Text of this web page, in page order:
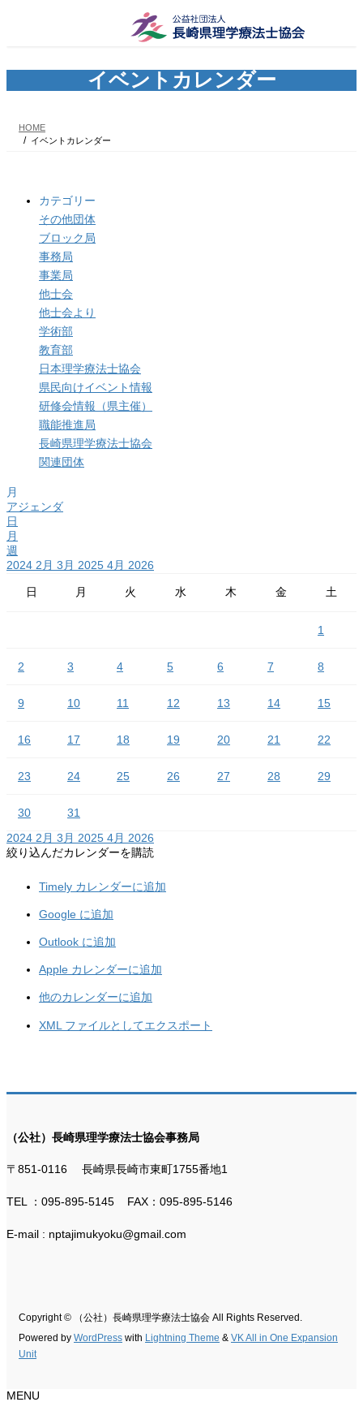
ツ
シ
イベントカレンダー
HOME
イベントカレンダー
カテゴリー
その他団体
ブロック局
事務局
事業局
他士会
他士会より
学術部
教育部
日本理学療法士協会
県民向けイベント情報
研修会情報（県主催）
職能推進局
長崎県理学療法士協会
関連団体
月
アジェンダ
日
月
週
2024 2月 3月 2025 4月 2026
日 月 火 水 木 金 土
1
2 3 4 5 6 7 8
9 10 11 12 13 14 15
16 17 18 19 20 21 22
23 24 25 26 27 28 29
30
31
2024 2月 3月 2025 4月 2026
絞り込んだカレンダーを購読
Timely カレンダーに追加
Google に追加
Outlook に追加
Apple カレンダーに追加
他のカレンダーに追加
XML ファイルとしてエクスポート
（公社）長崎県理学療法士協会事務局
〒851-0116 長崎県長崎市東町1755番地1
TEL ：095-895-5145 FAX：095-895-5146
E-mail : nptajimukyoku@gmail.com
Copyright © （公社）長崎県理学療法士協会 All Rights Reserved.
Powered by WordPress with Lightning Theme & VK All in One Expansion
Unit
MENU